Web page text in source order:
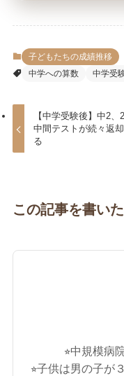
子どもたちの成績推移
中学への算数
中学受
【中学受験後】中2、
中間テストが続々返
る
この記事を書い
⭐︎中規模病
⭐︎子供は男の子が